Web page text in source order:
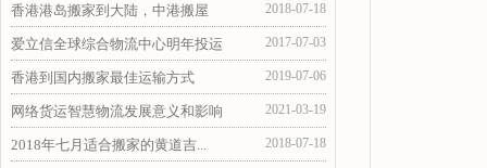
2018-07-18
香港港岛搬家到大陆，中港搬屋
2017-07-03
爱立信全球综合物流中心明年投运
2019-07-06
香港到国内搬家最佳运输方式
2021-03-19
网络货运智慧物流发展意义和影响
2018-07-18
2018年七月适合搬家的黄道吉...